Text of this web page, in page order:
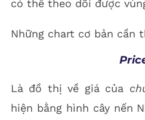
có thể theo dõi được
Những chart cơ bản cần
Là đồ thị về giá của
hiện bằng hình cây nến